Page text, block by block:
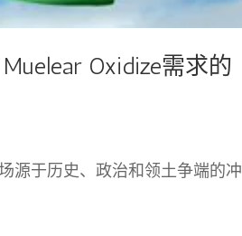
Oxidize需求的
源于历史、政治和领土争端的冲